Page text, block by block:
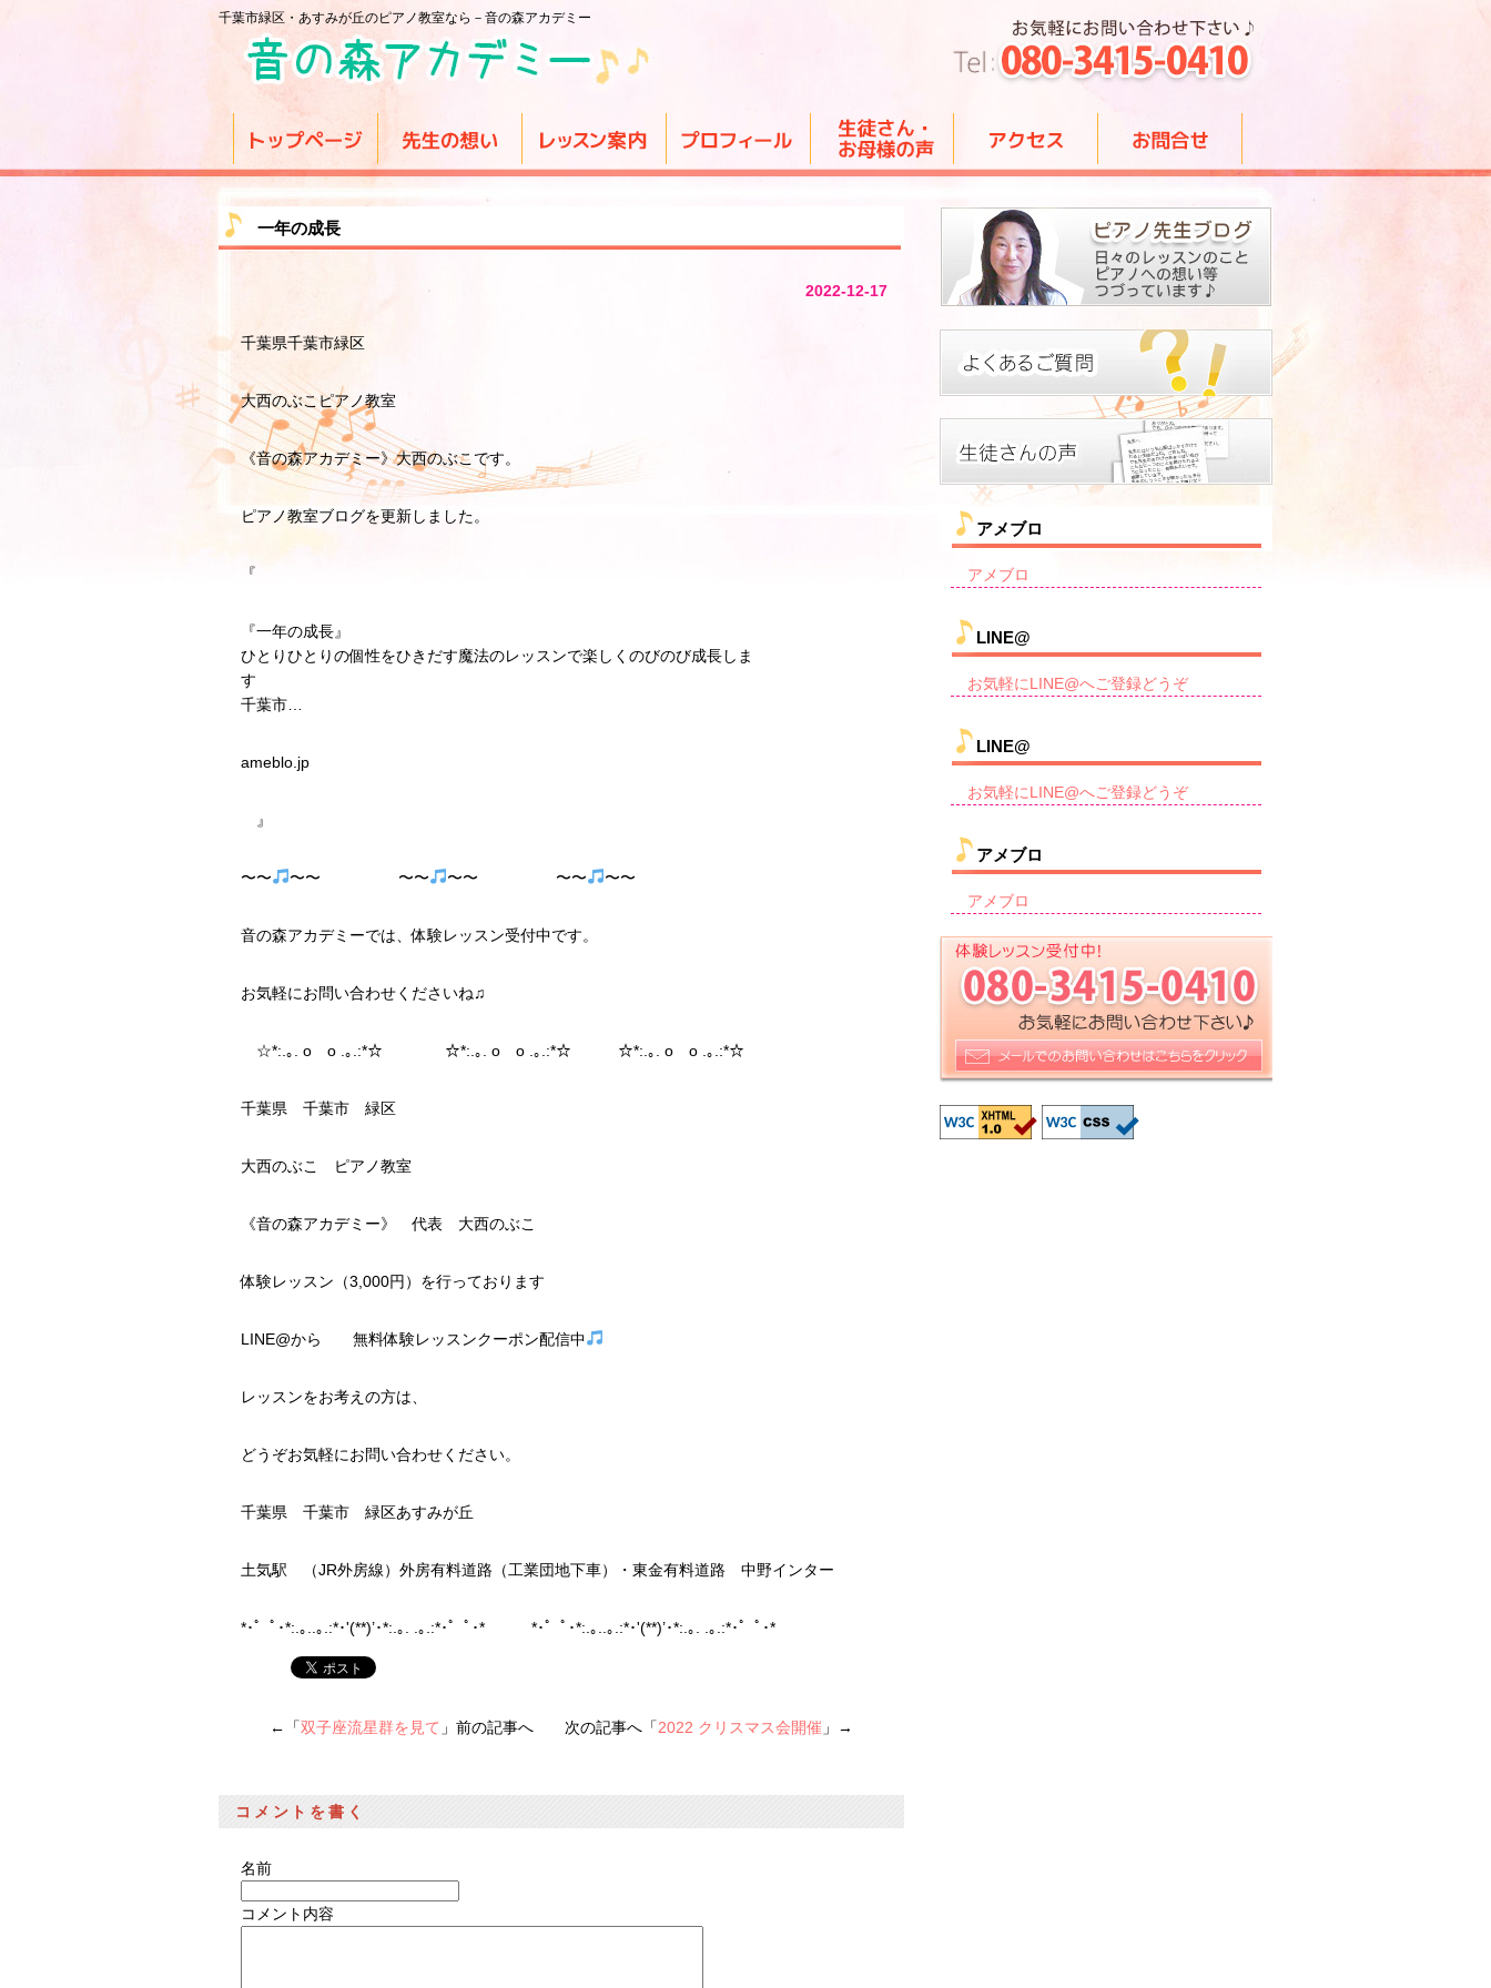
千葉市緑区・あすみが丘のピアノ教室なら－音の森アカデミー
一年の成長
2022-12-17
千葉県千葉市緑区
大西のぶこピアノ教室
《音の森アカデミー》大西のぶこです。
ピアノ教室ブログを更新しました。
『
『一年の成長』
ひとりひとりの個性をひきだす魔法のレッスンで楽しくのびのび成長しま
す
千葉市…
ameblo.jp
』
〜〜 〜〜 〜〜 〜〜 〜〜 〜〜
音の森アカデミーでは、体験レッスン受付中です。
お気軽にお問い合わせくださいね♫
☆*:.｡. o o .｡.:*☆ ☆*:.｡. o o .｡.:*☆ ☆*:.｡. o o .｡.:*☆
千葉県 千葉市 緑区
大西のぶこ ピアノ教室
《音の森アカデミー》 代表 大西のぶこ
体験レッスン（3,000円）を行っております
LINE@から 無料体験レッスンクーポン配信中
レッスンをお考えの方は、
どうぞお気軽にお問い合わせください。
千葉県 千葉市 緑区あすみが丘
土気駅 （JR外房線）外房有料道路（工業団地下車）・東金有料道路 中野インター
*･゜ﾟ･*:.｡..｡.:*･'(**)’･*:.｡. .｡.:*･゜ﾟ･* *･゜ﾟ･*:.｡..｡.:*･'(**)’･*:.｡. .｡.:*･゜ﾟ･*
←「双子座流星群を見て 」前の記事へ 次の記事へ「2022 クリスマス会開催 」→
コメントを書く
名前
コメント内容
アメブロ
アメブロ
LINE@
お気軽にLINE@へご登録どうぞ
LINE@
お気軽にLINE@へご登録どうぞ
アメブロ
アメブロ